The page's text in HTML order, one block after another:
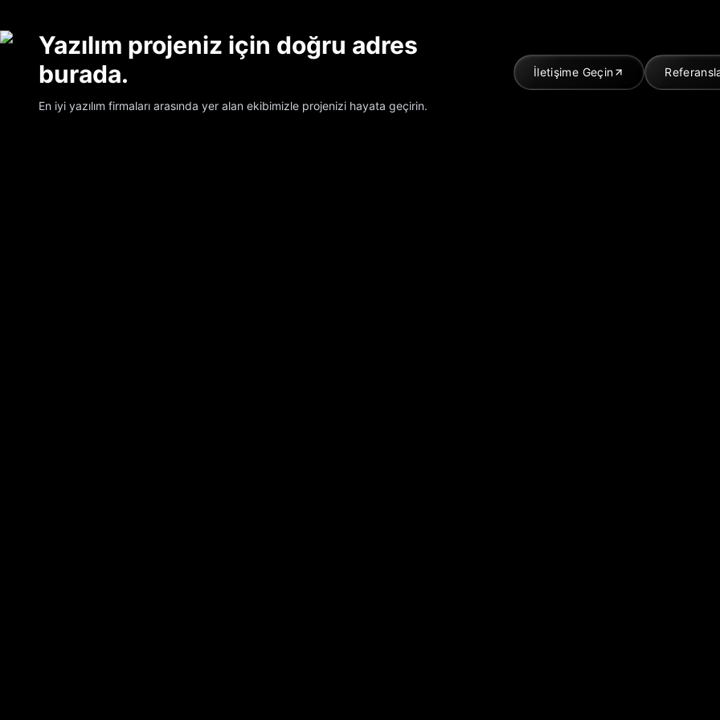
Yazılım projeniz için doğru adres
burada.
En iyi yazılım firmaları arasında yer alan ekibimizle projenizi hayata geçirin.
İletişime Geçin